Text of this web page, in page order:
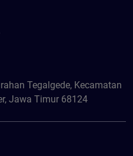
Tegalgede, Kecamatan
Jawa Timur 68124